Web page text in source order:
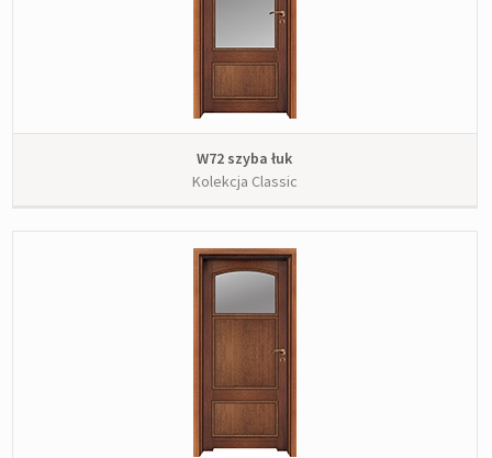
W72 szyba łuk
Kolekcja Classic